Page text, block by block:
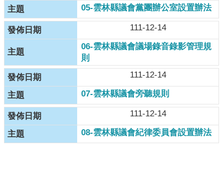
議
事
資
訊
規
專
區
表
單
下
05-雲林縣議會黨團辦公室設置辦法
111-12-14
06-雲林縣議會議場錄音錄影管理規
則
111-12-14
07-雲林縣議會旁聽規則
111-12-14
08-雲林縣議會紀律委員會設置辦法